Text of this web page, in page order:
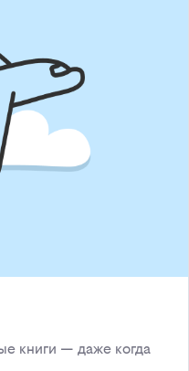
книги — даже когда